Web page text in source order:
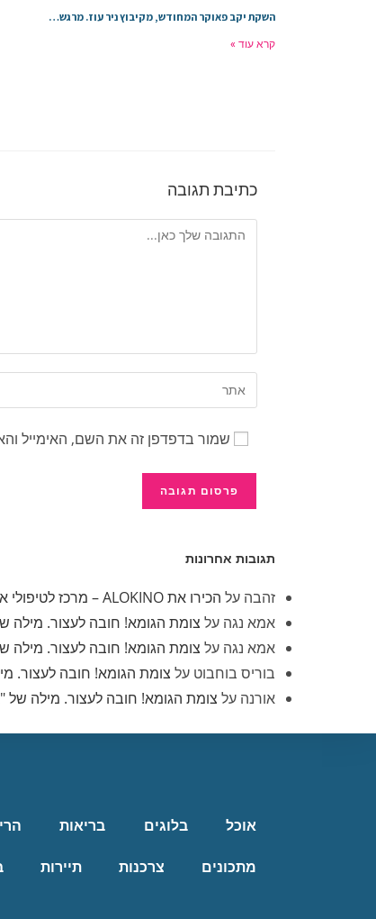
השקת יקב פאוקר המחודש, מקיבוץ ניר עוז. מרגש…
קרא עוד »
כתיבת תגובה
שמור בדפדפן זה את השם, האימייל
תגובות אחרונות
זהבה על הכירו את ALOKINO – מרכז לטיפולי אסתטיקה
אמא נגה על צומת הגומא! חובה לעצור. מילה
אמא נגה על צומת הגומא! חובה לעצור. מילה
בוריס בוחבוט על צומת הגומא! חובה לעצור.
אורנה על צומת הגומא! חובה לעצור. מילה של
אוכל בלוגים בריאות
מתכונים צרכנות תיירות